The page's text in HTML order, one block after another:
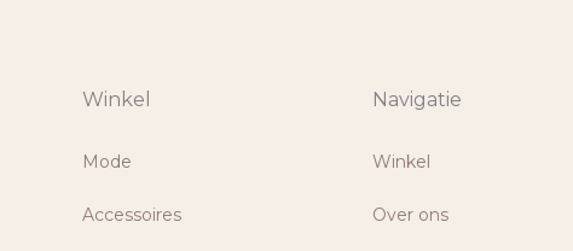
Winkel
Mode
Accessoires
Navigatie
Winkel
Over ons